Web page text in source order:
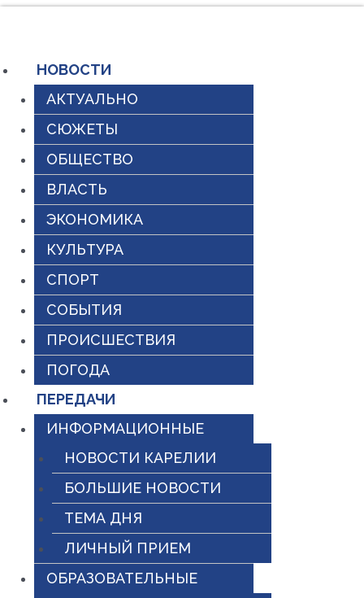
содержимому
НОВОСТИ
АКТУАЛЬНО
СЮЖЕТЫ
ОБЩЕСТВО
ВЛАСТЬ
ЭКОНОМИКА
КУЛЬТУРА
СПОРТ
СОБЫТИЯ
ПРОИСШЕСТВИЯ
ПОГОДА
ПЕРЕДАЧИ
ИНФОРМАЦИОННЫЕ
НОВОСТИ КАРЕЛИИ
БОЛЬШИЕ НОВОСТИ
ТЕМА ДНЯ
ЛИЧНЫЙ ПРИЕМ
ОБРАЗОВАТЕЛЬНЫЕ